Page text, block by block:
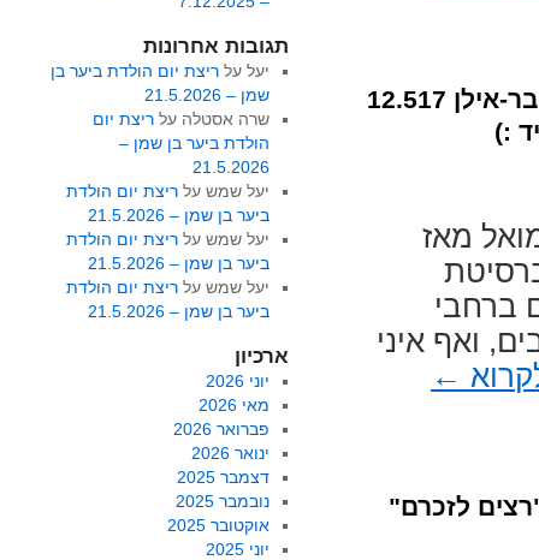
מרוץ הבית – מרוץ גבעת שמואל בשיתוף אוניברסיטת בר-אילן 12.517
:)
מאז
ברחבי
ואף איני
←
מוסף – מרוץ הרי געש בגולן (28.4.17) ו"רצים לזכרם"
תגובות אחרונות
יעלעל ריצת יום הולדת ביער בן
שמן – 21.5.2026
שרה אסטלה על ריצת יום
הולדת ביער בן שמן –
21.5.2026
יעל שמשעל ריצת יום הולדת
ביער בן שמן – 21.5.2026
יעל שמשעל ריצת יום הולדת
ביער בן שמן – 21.5.2026
יעל שמשעל ריצת יום הולדת
ביער בן שמן – 21.5.2026
ארכיון
יוני 2026
מאי 2026
פברואר 2026
ינואר 2026
דצמבר 2025
נובמבר 2025
אוקטובר 2025
יוני 2025